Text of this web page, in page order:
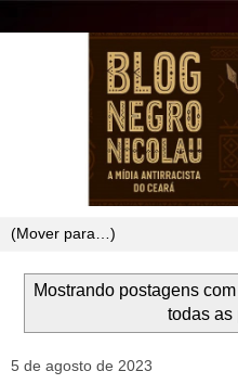
Mostrando postagens
todas as
5 de agosto de 2023